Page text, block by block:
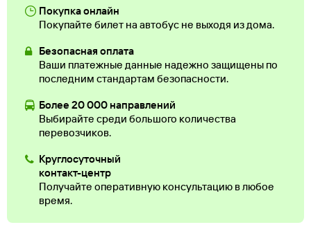
Покупка онлайн
Покупайте билет на автобус не выходя из дома.
Безопасная оплата
Ваши платежные данные надежно защищены по
последним стандартам безопасности.
Более 20 000 направлений
Выбирайте среди большого количества
перевозчиков.
Круглосуточный
контакт-центр
Получайте оперативную консультацию в любое
время.